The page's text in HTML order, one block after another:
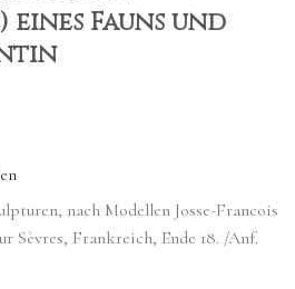
eines Fauns und
nach Modellen Josse-Francois
Sèvres, Frankreich, Ende 18. /Anf.